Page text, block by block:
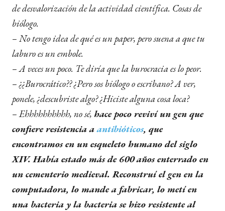
de desvalorización de la actividad científica. Cosas de
biólogo.
– No tengo idea de qué es un paper, pero suena a que tu
laburo es un embole.
– A veces un poco. Te diría que la burocracia es lo peor.
– ¿¿Burocrático?? ¿Pero sos biólogo o escribano? A ver,
ponele, ¿descubriste algo? ¿Hiciste alguna cosa loca?
– Ehhhhhhhhhh, no sé, hace poco reviví un gen que
confiere resistencia aantibióticos, que
encontramos en un esqueleto humano del siglo
XIV. Había estado más de 600 años enterrado en
un cementerio medieval. Reconstruí el gen en la
computadora, lo mande a fabricar, lo metí en
una bacteria y la bacteria se hizo resistente al